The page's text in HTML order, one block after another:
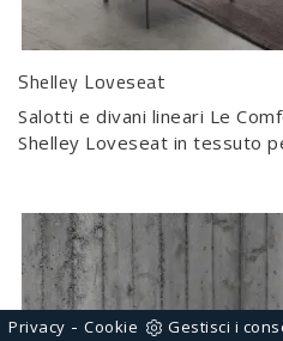
Privacy - Cookie Gestisci i
Shelley Loveseat
Salotti e divani lineari Le
Shelley Loveseat in tessuto